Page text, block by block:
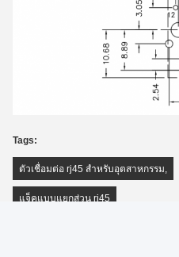
Tags:
ตัวเชื่อมต่อ rj45 สำหรับอุตสาหกรรม
แจ็คแบบแยกส่วน rj45